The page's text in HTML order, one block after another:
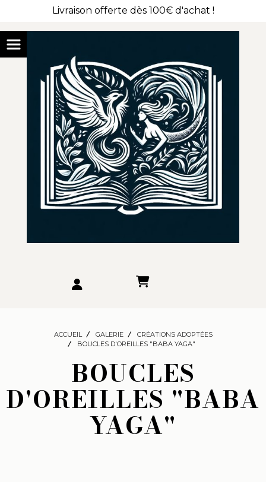
Livraison offerte dès 100€ d'achat !
ACCUEIL GALERIE
CRÉATIONS ADOPTÉES
BOUCLES D'OREILLES "BABA YAGA"
BOUCLES
D'OREILLES "BABA
YAGA"